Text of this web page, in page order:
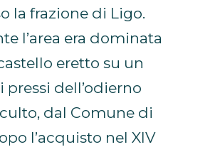
la frazione di Ligo.
l’area era dominata
eretto su un
pressi dell’odierno
dal Comune di
l’acquisto nel XIV